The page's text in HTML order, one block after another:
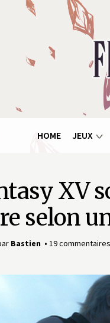
HOME JEUX
XV
selon
Bastien 19 commentaires